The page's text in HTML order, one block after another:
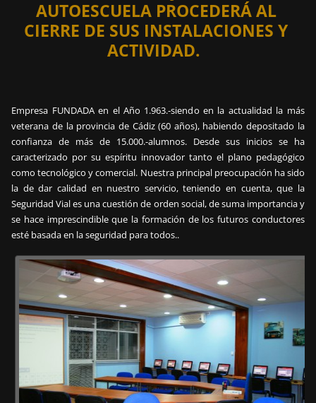
AUTOESCUELA PROCEDERÁ AL
CIERRE DE SUS INSTALACIONES Y
ACTIVIDAD.
Empresa FUNDADA en el Año 1.963.-siendo en la actualidad la más
veterana de la provincia de Cádiz (60 años), habiendo depositado la
confianza de más de 15.000.-alumnos. Desde sus inicios se ha
caracterizado por su espíritu innovador tanto el plano pedagógico
como tecnológico y comercial. Nuestra principal preocupación ha sido
la de dar calidad en nuestro servicio, teniendo en cuenta, que la
Seguridad Vial es una cuestión de orden social, de suma importancia y
se hace imprescindible que la formación de los futuros conductores
esté basada en la seguridad para todos..